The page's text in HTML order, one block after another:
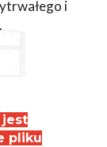
i
jest
pliku